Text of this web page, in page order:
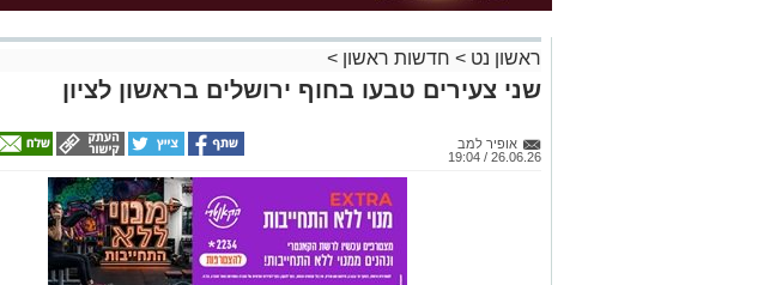
ראשון נט > חדשות ראשון >
שני צעירים טבעו בחוף ירושלים בראשון לציון
אופיר למב
26.06.26 / 19:04